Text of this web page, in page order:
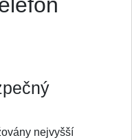
nejvyšší